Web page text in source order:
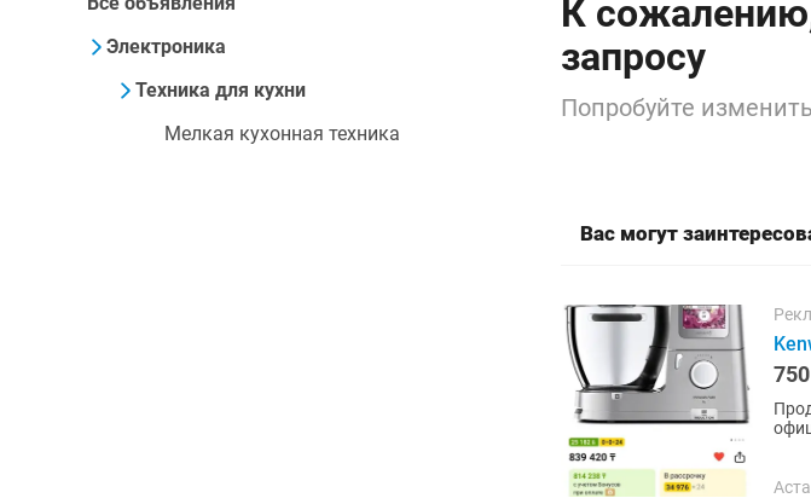
Электроника
Техника для кухни
Мелкая кухонная техника
К
запросу
Попробуйте
Вас могут